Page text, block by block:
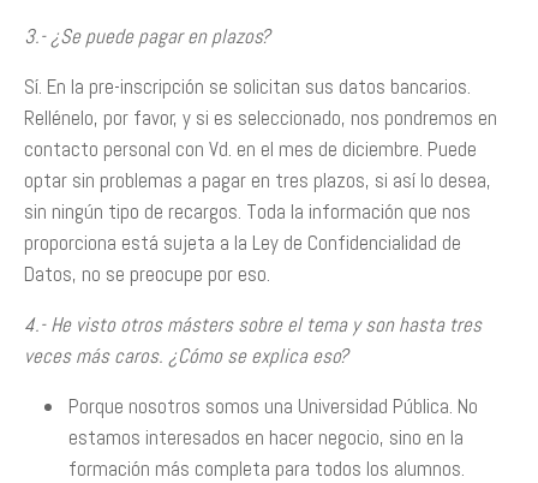
3.- ¿Se puede pagar en plazos?
Sí. En la pre-inscripción se solicitan sus datos bancarios.
Rellénelo, por favor, y si es seleccionado, nos pondremos en
contacto personal con Vd. en el mes de diciembre. Puede
optar sin problemas a pagar en tres plazos, si así lo desea,
sin ningún tipo de recargos. Toda la información que nos
proporciona está sujeta a la Ley de Confidencialidad de
Datos, no se preocupe por eso.
4.- He visto otros másters sobre el tema y son hasta tres
veces más caros. ¿Cómo se explica eso?
Porque nosotros somos una Universidad Pública. No
estamos interesados en hacer negocio, sino en la
formación más completa para todos los alumnos.